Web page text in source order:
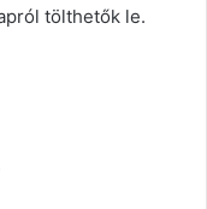
tölthetők le.